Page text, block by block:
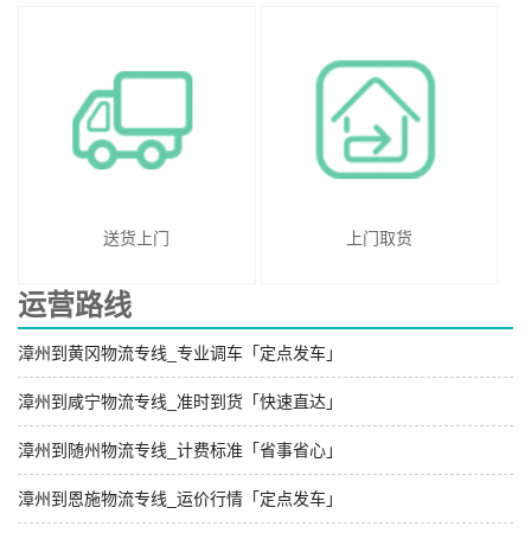
送货上门 上门取货
运营路线
漳州到黄冈物流专线_专业调车「定点发车」
漳州到咸宁物流专线_准时到货「快速直达」
漳州到随州物流专线_计费标准「省事省心」
漳州到恩施物流专线_运价行情「定点发车」